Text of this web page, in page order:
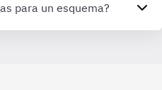
para un esquema?